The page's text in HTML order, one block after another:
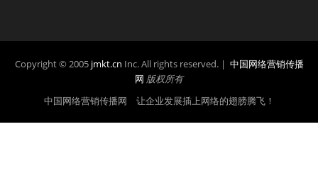
Copyright © 2005 jmkt.cn Inc. All rights reserved. | 中国网络营销传播
网 版权所有
中国网络营销传播网 让企业发展插上网络的翅膀腾飞！